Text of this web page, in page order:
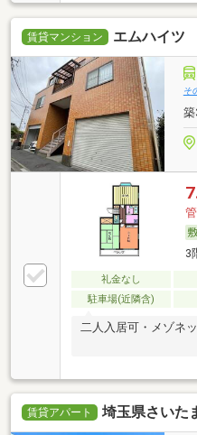
賃貸マンション エムハイツ
そ
3
礼金なし
駐車場(近隣含)
二人入居可・メゾネ
賃貸アパート 埼玉県さいた